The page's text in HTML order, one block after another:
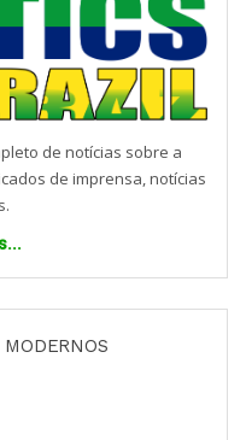
de notícias sobre a
de imprensa, notícias